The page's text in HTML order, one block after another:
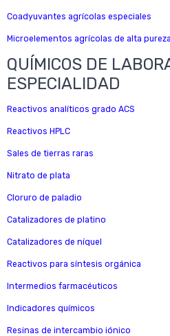
Coadyuvantes agrícolas especiales
Microelementos agrícolas de alta pureza
QUÍMICOS DE
ESPECIALIDAD
Reactivos analíticos grado ACS
Reactivos HPLC
Sales de tierras raras
Nitrato de plata
Cloruro de paladio
Catalizadores de platino
Catalizadores de níquel
Reactivos para síntesis orgánica
Intermedios farmacéuticos
Indicadores químicos
Resinas de intercambio iónico